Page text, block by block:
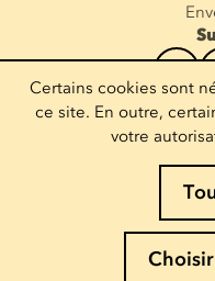
Certains cookies sont
ce site. En outre,
votre